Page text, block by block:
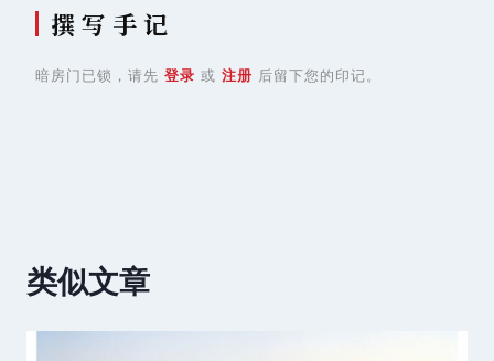
撰 写 手 记
暗房门已锁，请先 登录 或 注册 后留下您的印记。
类似文章